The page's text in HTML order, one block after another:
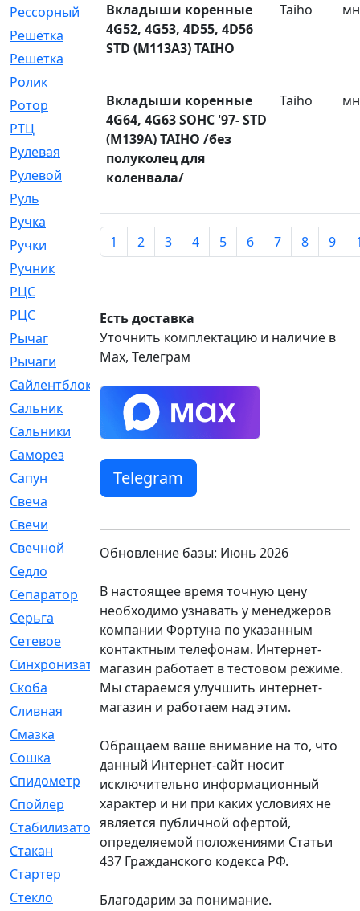
Рессорный
[107]
Решётка
[101]
Решетка
[21]
Ролик
[790]
Ротор
[2]
РТЦ
[475]
Рулевая
[974]
Рулевой
[585]
Руль
Ручка
[29]
Ручки
[3]
Ручник
РЦC
РЦС
[84]
Рычаг
[588]
Рычаги
[3]
Сайлентблок
[4208]
Сальник
[4340]
Сальники
[123]
Саморез
[23]
Сапун
[33]
Свеча
[457]
Свечи
[272]
Свечной
[2]
Седло
Сепаратор
[6]
Серьга
[27]
Сетевое
Синхронизатор
[1]
Скоба
[4]
Сливная
[6]
Смазка
Сошка
[8]
Спидометр
[48]
Спойлер
[29]
Стабилизатор
[596]
Стакан
[7]
Стартер
[176]
Стекло
[11]
Вкладыши коренные
4G52, 4G53, 4D55, 4D56
STD (M113A3) TAIHO
Taiho
Вкладыши коренные
4G64, 4G63 SOHC '97- STD
(M139A) TAIHO /без
полуколец для
коленвала/
Taiho
1 2 3 4 5 6 7 8 9
Есть доставка
Уточнить комплектацию и наличие в
Max, Телеграм
Telegram
Обновление базы: Июнь 2026
В настоящее время точную цену
необходимо узнавать у менеджеров
компании Фортуна по указанным
контактным телефонам. Интернет-
магазин работает в тестовом режиме.
Мы стараемся улучшить интернет-
магазин и работаем над этим.
Обращаем ваше внимание на то, что
данный Интернет-сайт носит
исключительно информационный
характер и ни при каких условиях не
является публичной офертой,
определяемой положениями Статьи
437 Гражданского кодекса РФ.
Благодарим за понимание.